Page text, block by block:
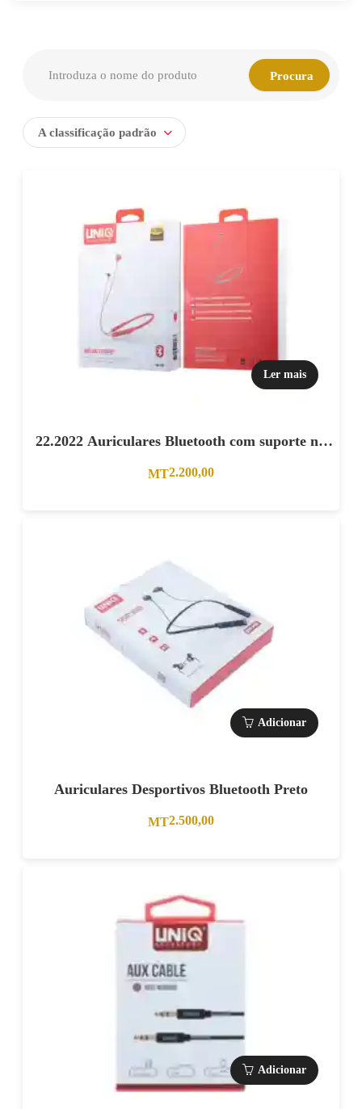
A classificação padrão
Ler mais
22.2022 Auriculares Bluetooth com suporte no
MT2.200,00
Adicionar
Auriculares Desportivos Bluetooth Preto
MT2.500,00
Adicionar